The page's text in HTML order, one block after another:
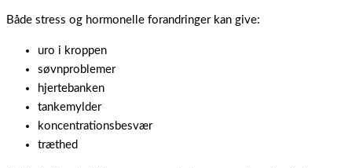
Både stress og hormonelle forandringer kan give:
uro i kroppen
søvnproblemer
hjertebanken
tankemylder
koncentrationsbesvær
træthed